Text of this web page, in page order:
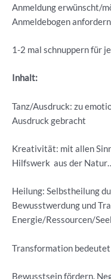
Anmeldung erwünscht/
Anmeldebogen
1-2 mal schnuppern für
Inhalt:
Tanz/Ausdruck: zu
Ausdruck gebracht
Kreativität: mit allen
Hilfswerk aus der
Heilung: Selbstheilung
Bewusstwerdung und
Energie/Ressourcen/
Transformation
Bewusstsein fördern.